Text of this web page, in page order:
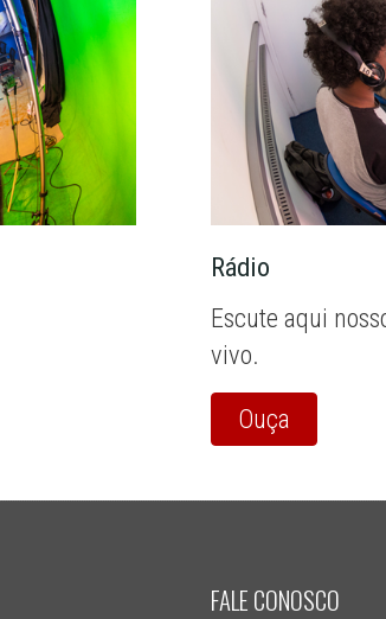
Rádio
Escute aqui
vivo.
Ouça
FALE CONOSCO